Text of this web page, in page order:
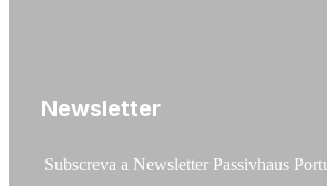
Newsletter
Subscreva a Newsletter Passivhaus